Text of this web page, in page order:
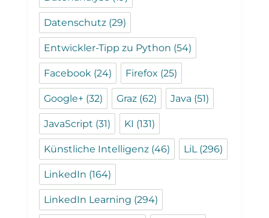
Datenschutz (29)
Entwickler-Tipp zu Python (54)
Facebook (24) Firefox (25)
Google+ (32) Graz (62) Java (51)
JavaScript (31) KI (131)
Künstliche Intelligenz (46) LiL (296)
LinkedIn (164)
LinkedIn Learning (294)